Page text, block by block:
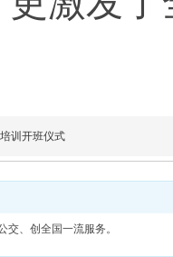
训开班仪式
、创全国一流服务。